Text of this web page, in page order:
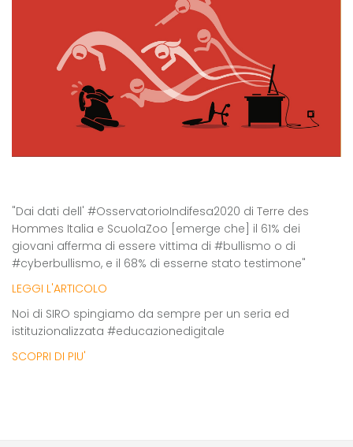
"Dai dati dell' #OsservatorioIndifesa2020 di Terre des
Hommes Italia e ScuolaZoo [emerge che] il 61% dei
giovani afferma di essere vittima di #bullismo o di
#cyberbullismo, e il 68% di esserne stato testimone"
LEGGI L'ARTICOLO
Noi di SIRO spingiamo da sempre per un seria ed
istituzionalizzata #educazionedigitale
SCOPRI DI PIU'